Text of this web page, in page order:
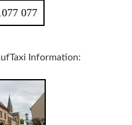
077
Information: